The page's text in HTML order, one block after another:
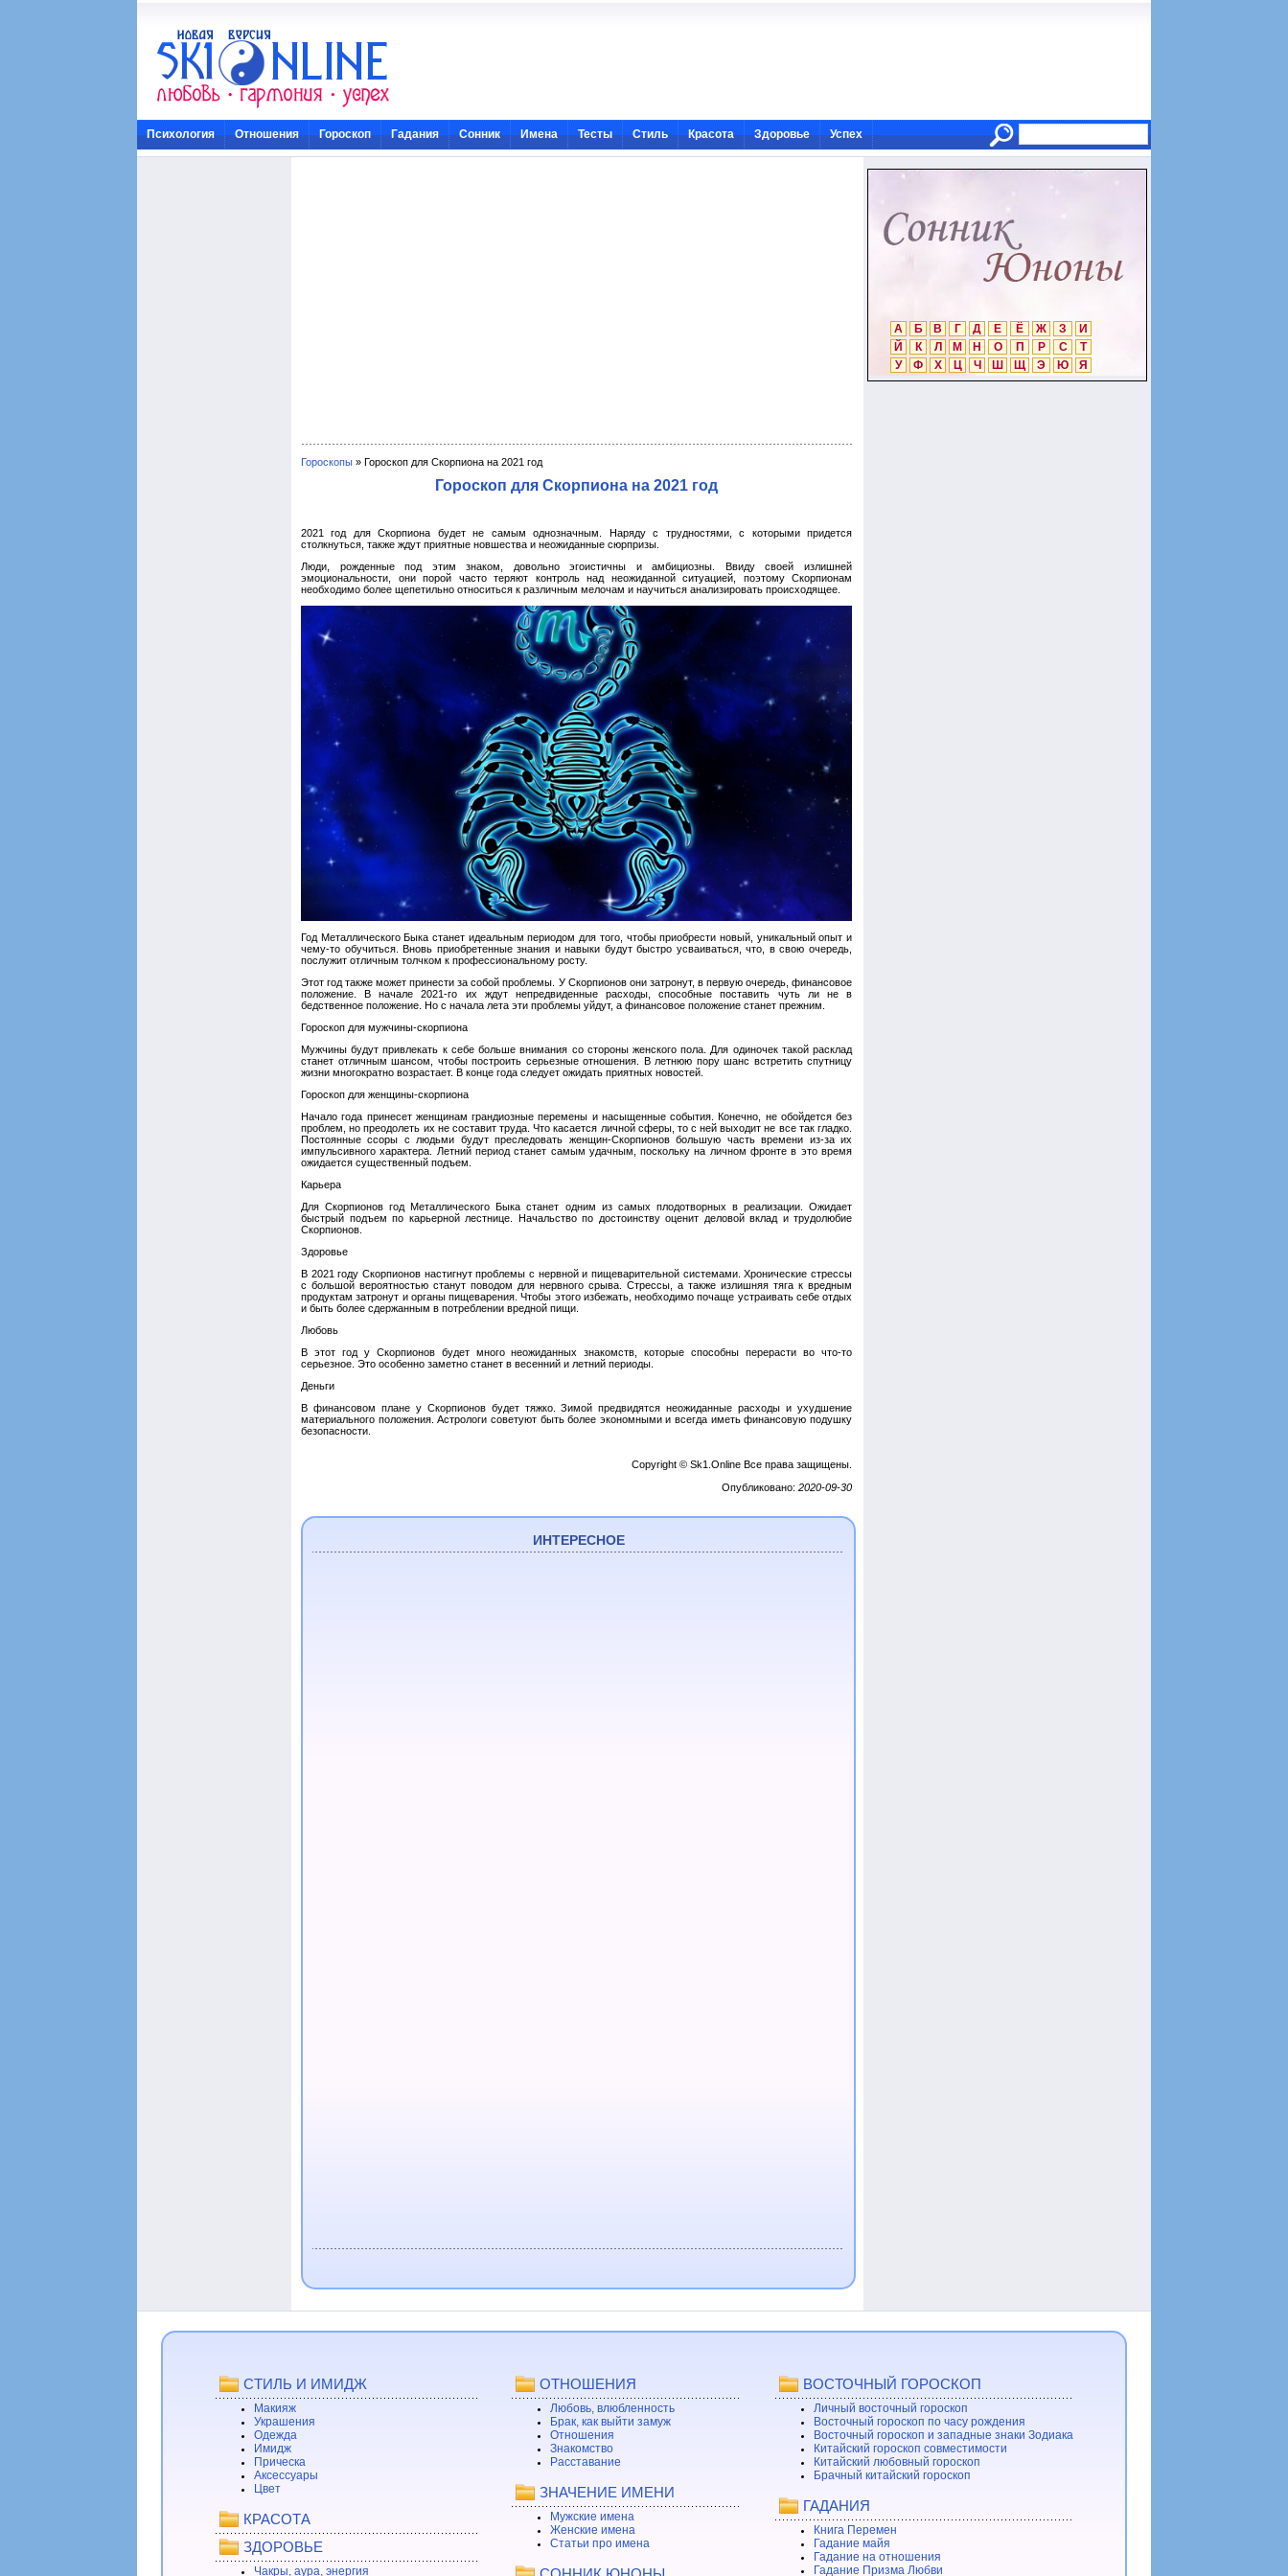
Психология Отношения Гороскоп Гадания Сонник Имена Тесты Стиль Красота Здоровье Успех
Гороскопы » Гороскоп для Скорпиона на 2021 год
Гороскоп для Скорпиона на 2021 год
2021 год для Скорпиона будет не самым однозначным. Наряду с трудностями, с которыми придется
столкнуться, также ждут приятные новшества и неожиданные сюрпризы.
Люди, рожденные под этим знаком, довольно эгоистичны и амбициозны. Ввиду своей излишней
эмоциональности, они порой часто теряют контроль над неожиданной ситуацией, поэтому Скорпионам
необходимо более щепетильно относиться к различным мелочам и научиться анализировать происходящее.
Год Металлического Быка станет идеальным периодом для того, чтобы приобрести новый, уникальный опыт и
чему-то обучиться. Вновь приобретенные знания и навыки будут быстро усваиваться, что, в свою очередь,
послужит отличным толчком к профессиональному росту.
Этот год также может принести за собой проблемы. У Скорпионов они затронут, в первую очередь, финансовое
положение. В начале 2021-го их ждут непредвиденные расходы, способные поставить чуть ли не в
бедственное положение. Но с начала лета эти проблемы уйдут, а финансовое положение станет прежним.
Гороскоп для мужчины-скорпиона
Мужчины будут привлекать к себе больше внимания со стороны женского пола. Для одиночек такой расклад
станет отличным шансом, чтобы построить серьезные отношения. В летнюю пору шанс встретить спутницу
жизни многократно возрастает. В конце года следует ожидать приятных новостей.
Гороскоп для женщины-скорпиона
Начало года принесет женщинам грандиозные перемены и насыщенные события. Конечно, не обойдется без
проблем, но преодолеть их не составит труда. Что касается личной сферы, то с ней выходит не все так гладко.
Постоянные ссоры с людьми будут преследовать женщин-Скорпионов большую часть времени из-за их
импульсивного характера. Летний период станет самым удачным, поскольку на личном фронте в это время
ожидается существенный подъем.
Карьера
Для Скорпионов год Металлического Быка станет одним из самых плодотворных в реализации. Ожидает
быстрый подъем по карьерной лестнице. Начальство по достоинству оценит деловой вклад и трудолюбие
Скорпионов.
Здоровье
В 2021 году Скорпионов настигнут проблемы с нервной и пищеварительной системами. Хронические стрессы
с большой вероятностью станут поводом для нервного срыва. Стрессы, а также излишняя тяга к вредным
продуктам затронут и органы пищеварения. Чтобы этого избежать, необходимо почаще устраивать себе отдых
и быть более сдержанным в потреблении вредной пищи.
Любовь
В этот год у Скорпионов будет много неожиданных знакомств, которые способны перерасти во что-то
серьезное. Это особенно заметно станет в весенний и летний периоды.
Деньги
В финансовом плане у Скорпионов будет тяжко. Зимой предвидятся неожиданные расходы и ухудшение
материального положения. Астрологи советуют быть более экономными и всегда иметь финансовую подушку
безопасности.
Copyright © Sk1.Online Все права защищены.
Опубликовано: 2020-09-30
ИНТЕРЕСНОЕ
А Б В Г Д Е Ё Ж З
И
Й
К Л М Н О П Р С
Т
У
Ф Х Ц Ч Ш Щ Э Ю Я
СТИЛЬ И ИМИДЖ
Макияж
Украшения
Одежда
Имидж
Прическа
Аксессуары
Цвет
КРАСОТА
ЗДОРОВЬЕ
Чакры, аура, энергия
ОТНОШЕНИЯ
Любовь, влюбленность
Брак, как выйти замуж
Отношения
Знакомство
Расставание
ЗНАЧЕНИЕ ИМЕНИ
Мужские имена
Женские имена
Статьи про имена
ВОСТОЧНЫЙ ГОРОСКОП
Личный восточный гороскоп
Восточный гороскоп по часу рождения
Восточный гороскоп и западные знаки Зодиака
Китайский гороскоп совместимости
Китайский любовный гороскоп
Брачный китайский гороскоп
ГАДАНИЯ
Книга Перемен
Гадание майя
Гадание на отношения
Гадание Призма Любви